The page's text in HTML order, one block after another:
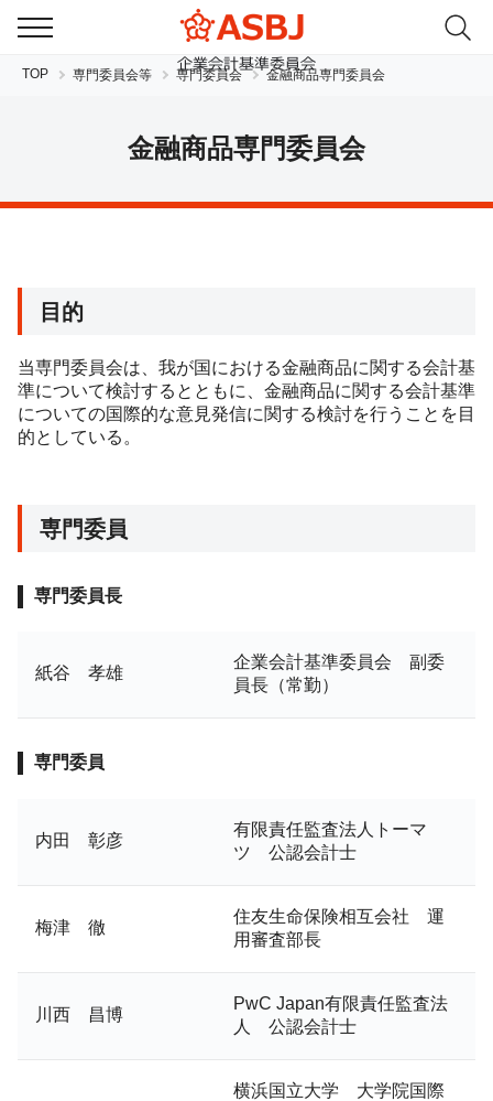
TOP 専門委員会等 専門委員会 金融商品専門委員会
金融商品専門委員会
目的
当専門委員会は、我が国における金融商品に関する会計基
準について検討するとともに、金融商品に関する会計基準
についての国際的な意見発信に関する検討を行うことを目
的としている。
専門委員
専門委員長
紙谷 孝雄
企業会計基準委員会 副委
員長（常勤）
専門委員
内田 彰彦
有限責任監査法人トーマ
ツ 公認会計士
梅津 徹
住友生命保険相互会社 運
用審査部長
川西 昌博
PwC Japan有限責任監査法
人 公認会計士
横浜国立大学 大学院国際